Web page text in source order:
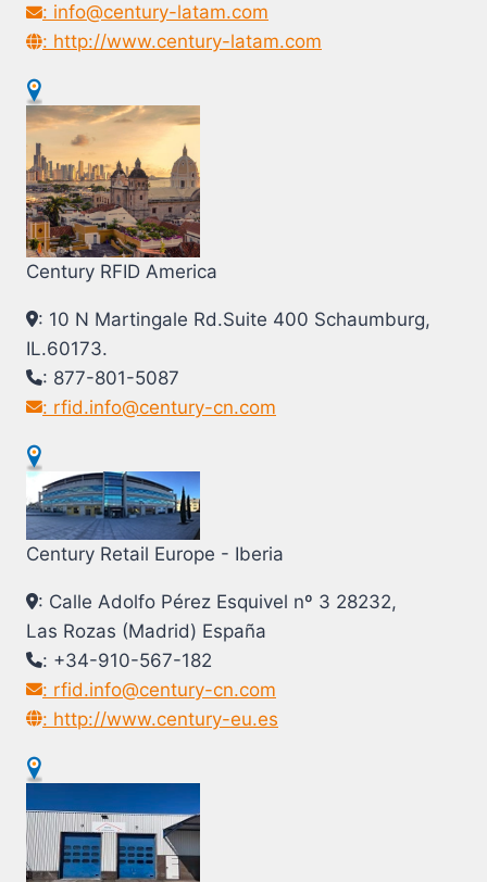
: info@century-latam.com
: http://www.century-latam.com
Century RFID America
: 10 N Martingale Rd.Suite 400 Schaumburg,
IL.60173.
: 877-801-5087
: rfid.info@century-cn.com
Century Retail Europe - Iberia
: Calle Adolfo Pérez Esquivel nº 3 28232,
Las Rozas (Madrid) España
: +34-910-567-182
: rfid.info@century-cn.com
: http://www.century-eu.es